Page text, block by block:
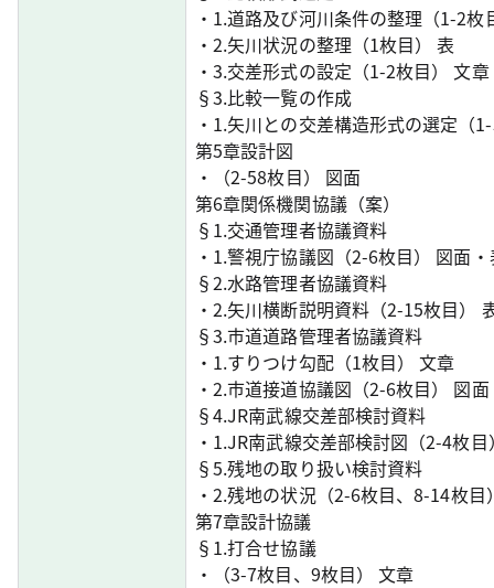
・1.道路及び河川条件の整理（1-2枚
・2.矢川状況の整理（1枚目） 表
・3.交差形式の設定（1-2枚目） 文
§3.比較一覧の作成
・1.矢川との交差構造形式の選定（
第5章設計図
・（2-58枚目） 図面
第6章関係機関協議（案）
§1.交通管理者協議資料
・1.警視庁協議図（2-6枚目） 図面
§2.水路管理者協議資料
・2.矢川横断説明資料（2-15枚目）
§3.市道道路管理者協議資料
・1.すりつけ勾配（1枚目） 文章
・2.市道接道協議図（2-6枚目） 図
§4.JR南武線交差部検討資料
・1.JR南武線交差部検討図（2-4枚
§5.残地の取り扱い検討資料
・2.残地の状況（2-6枚目、8-14枚目
第7章設計協議
§1.打合せ協議
・（3-7枚目、9枚目） 文章